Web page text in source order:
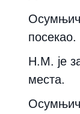
посекао.
Н.М. је
места.